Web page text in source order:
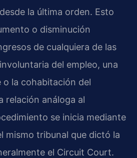
la última orden. Esto
o disminución
de cualquiera de las
del empleo, una
la cohabitación del
relación análoga al
se inicia mediante
mismo tribunal que dictó la
el Circuit Court.